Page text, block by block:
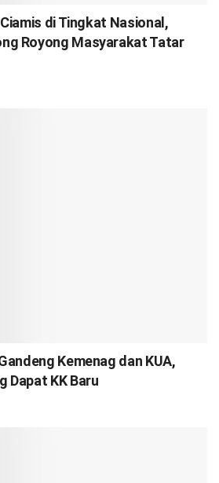
di Tingkat Nasional,
Royong Masyarakat Tatar
Kemenag dan KUA,
Dapat KK Baru